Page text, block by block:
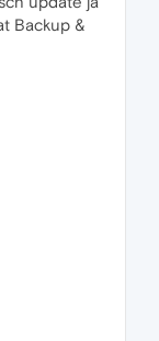
Backup &